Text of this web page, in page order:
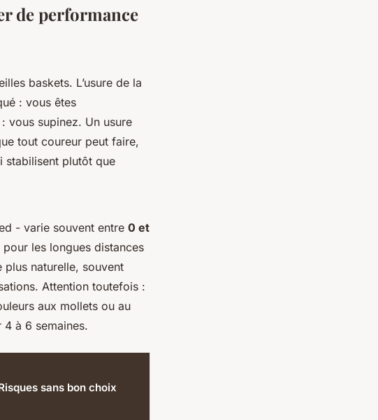
de performance
baskets. L’usure de la
: vous êtes
vous supinez. Un usure
tout coureur peut faire,
stabilisent plutôt que
- varie souvent entre 0 et
les longues distances
naturelle, souvent
Attention toutefois :
aux mollets ou au
4 à 6 semaines.
sans bon choix